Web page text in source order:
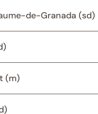
de-Granada (sd)
(m)